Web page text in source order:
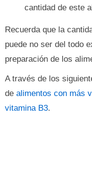
cantidad de este
Recuerda que la
puede no ser del todo
preparación de los
A través de los
de alimentos con más
vitamina B3.